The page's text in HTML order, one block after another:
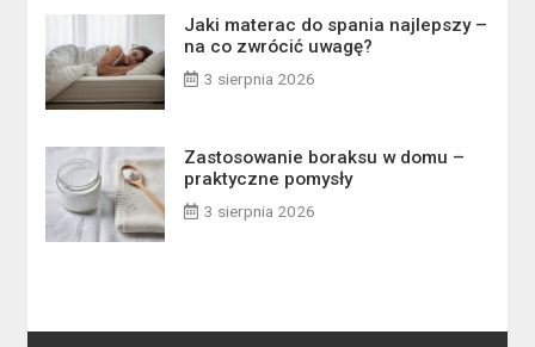
Jaki materac do spania najlepszy –
na co zwrócić uwagę?
3 sierpnia 2026
Zastosowanie boraksu w domu –
praktyczne pomysły
3 sierpnia 2026